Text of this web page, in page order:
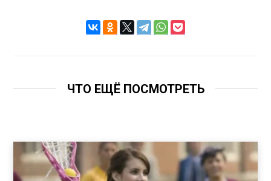
ЧТО ЕЩЁ ПОСМОТРЕТЬ